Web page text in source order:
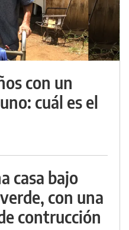
con un
cuál es el
casa bajo
con una
contrucción